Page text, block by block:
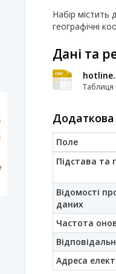
Набір містить
географічні
Дані та
Таблиця
Додаткова
Поле
Підстава та
Відомості
даних
Частота
Адреса